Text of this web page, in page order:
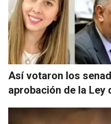
Así votaron los
aprobación de la Ley